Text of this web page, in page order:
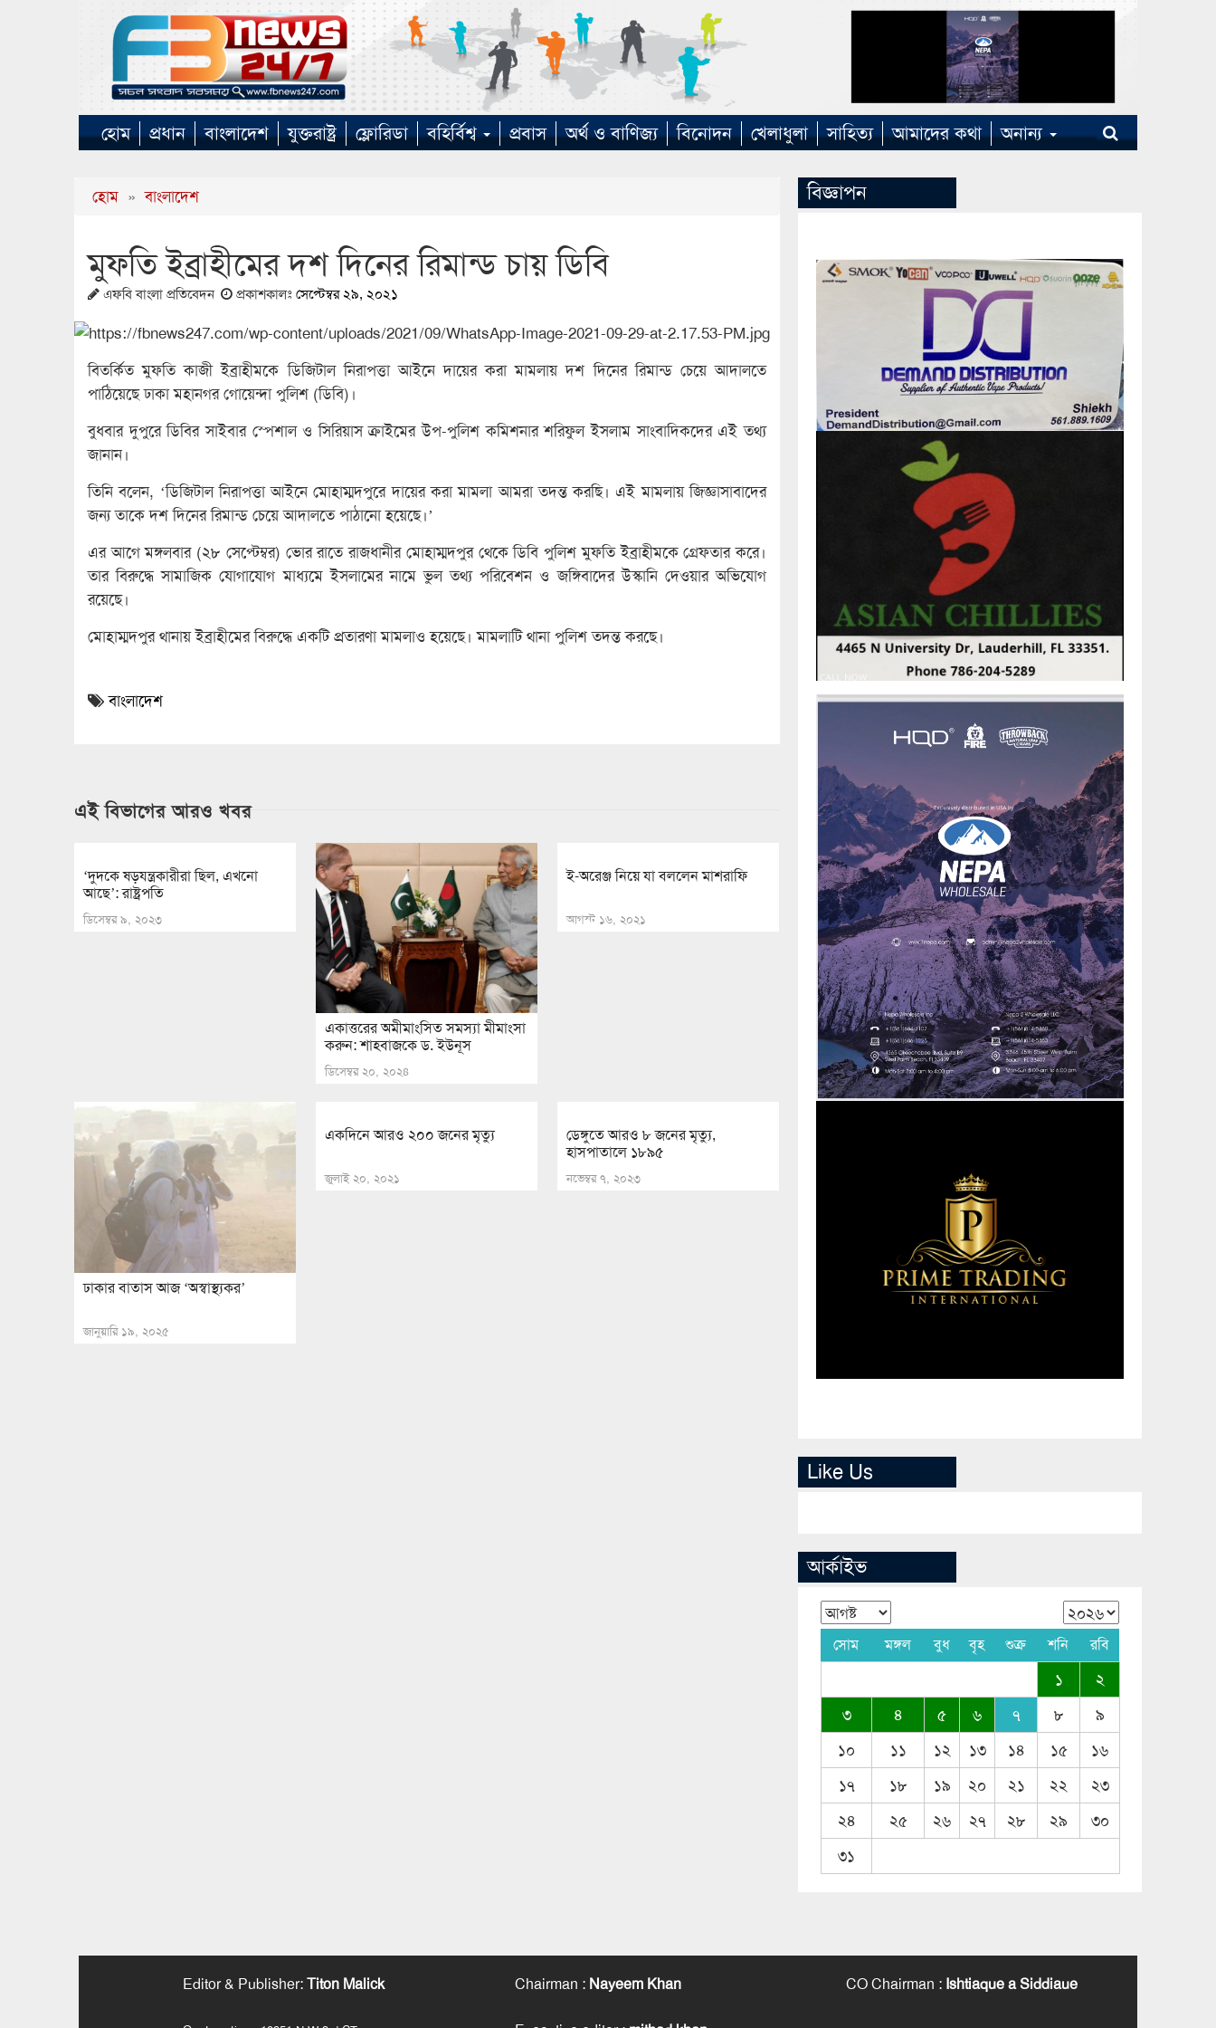
হোম প্রধান বাংলাদেশ যুক্তরাষ্ট্র ফ্লোরিডা বহির্বিশ্ব প্রবাস অর্থ ও বাণিজ্য বিনোদন খেলাধুলা সাহিত্য আমাদের কথা অনান্য
হোম » বাংলাদেশ
মুফতি ইব্রাহীমের দশ দিনের রিমান্ড চায় ডিবি
এফবি বাংলা প্রতিবেদন প্রকাশকালঃ সেপ্টেম্বর ২৯, ২০২১
বিতর্কিত মুফতি কাজী ইব্রাহীমকে ডিজিটাল নিরাপত্তা আইনে দায়ের করা মামলায় দশ দিনের রিমান্ড চেয়ে আদালতে
পাঠিয়েছে ঢাকা মহানগর গোয়েন্দা পুলিশ (ডিবি)।
বুধবার দুপুরে ডিবির সাইবার স্পেশাল ও সিরিয়াস ক্রাইমের উপ-পুলিশ কমিশনার শরিফুল ইসলাম সাংবাদিকদের এই তথ্য
জানান।
তিনি বলেন, ‘ডিজিটাল নিরাপত্তা আইনে মোহাম্মদপুরে দায়ের করা মামলা আমরা তদন্ত করছি। এই মামলায় জিজ্ঞাসাবাদের
জন্য তাকে দশ দিনের রিমান্ড চেয়ে আদালতে পাঠানো হয়েছে।’
এর আগে মঙ্গলবার (২৮ সেপ্টেম্বর) ভোর রাতে রাজধানীর মোহাম্মদপুর থেকে ডিবি পুলিশ মুফতি ইব্রাহীমকে গ্রেফতার করে।
তার বিরুদ্ধে সামাজিক যোগাযোগ মাধ্যমে ইসলামের নামে ভুল তথ্য পরিবেশন ও জঙ্গিবাদের উস্কানি দেওয়ার অভিযোগ
রয়েছে।
মোহাম্মদপুর থানায় ইব্রাহীমের বিরুদ্ধে একটি প্রতারণা মামলাও হয়েছে। মামলাটি থানা পুলিশ তদন্ত করছে।
বাংলাদেশ
এই বিভাগের আরও খবর
‘দুদকে ষড়যন্ত্রকারীরা ছিল, এখনো
আছে’: রাষ্ট্রপতি
ডিসেম্বর ৯, ২০২৩
একাত্তরের অমীমাংসিত সমস্যা মীমাংসা
করুন: শাহবাজকে ড. ইউনূস
ডিসেম্বর ২০, ২০২৪
ই-অরেঞ্জ নিয়ে যা বললেন মাশরাফি
আগস্ট ১৬, ২০২১
ঢাকার বাতাস আজ ‘অস্বাস্থ্যকর’
জানুয়ারি ১৯, ২০২৫
একদিনে আরও ২০০ জনের মৃত্যু
জুলাই ২০, ২০২১
ডেঙ্গুতে আরও ৮ জনের মৃত্যু,
হাসপাতালে ১৮৯৫
নভেম্বর ৭, ২০২৩
বিজ্ঞাপন
Like Us
আর্কাইভ
সোম মঙ্গল বুধ বৃহ শুক্র শনি রবি
১
২
৩
৪ ৫ ৬ ৭ ৮
৯
১০
১১ ১২ ১৩ ১৪ ১৫
১৬
১৭
১৮ ১৯ ২০ ২১ ২২
২৩
২৪
২৫ ২৬ ২৭ ২৮ ২৯
৩০
৩১
Editor & Publisher:Titon Malick Chairman : Nayeem Khan CO Chairman : Ishtiaque a Siddiaue